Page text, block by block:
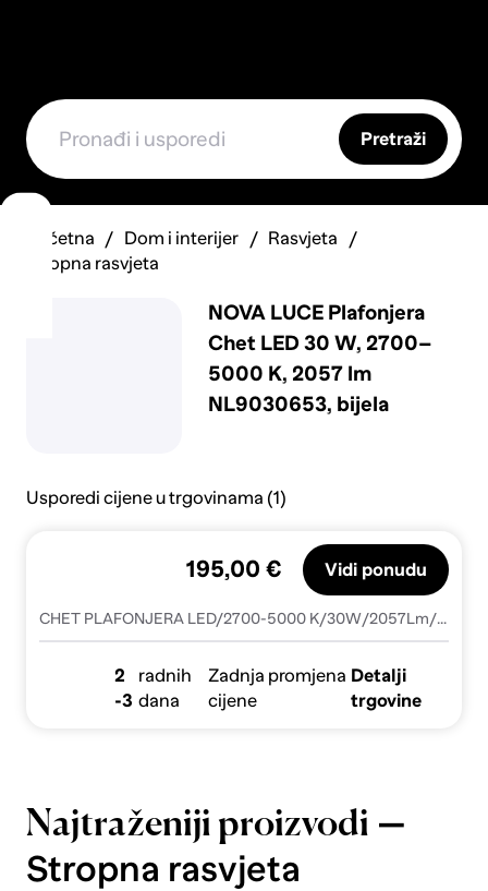
Pretraži
Početna Dom i interijer
Rasvjeta
Stropna rasvjeta
NOVA LUCE Plafonjera
Chet LED 30 W, 2700–
5000 K, 2057 lm
NL9030653, bijela
Usporedi cijene u trgovinama (1)
CHET PLAFONJERA LED/2700-5000 K/30W/2057Lm/BIJELA NL9030653
195,00 € Vidi ponudu
2
-3
radnih
dana
Zadnja promjena
cijene
Detalji
trgovine
Najtraženiji proizvodi —
Stropna rasvjeta